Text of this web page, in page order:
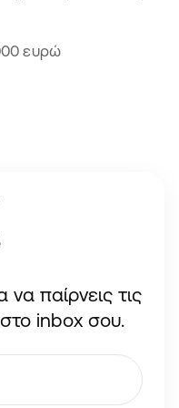
ευρώ
παίρνεις τις
στο inbox σου.